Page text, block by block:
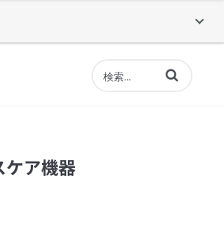
動画の検索語句
ケア機器